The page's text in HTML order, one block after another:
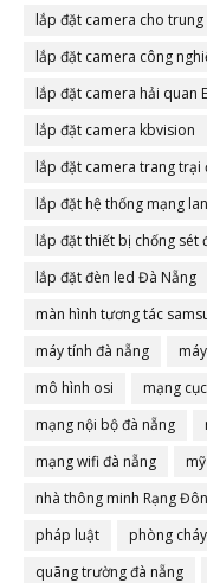
lắp đặt camera cho
lắp đặt camera công
lắp đặt camera hải quan
lắp đặt camera kbvision
lắp đặt camera trang trại
lắp đặt hệ thống mạng
lắp đặt thiết bị chống sét
lắp đặt đèn led Đà Nẵng
màn hình tương tác
máy tính đà nẵng
mô hình osi
mạng
mạng nội bộ đà nẵng
mạng wifi đà nẵng
nhà thông minh Rạng
pháp luật
phòng
quãng trường đà nẵng